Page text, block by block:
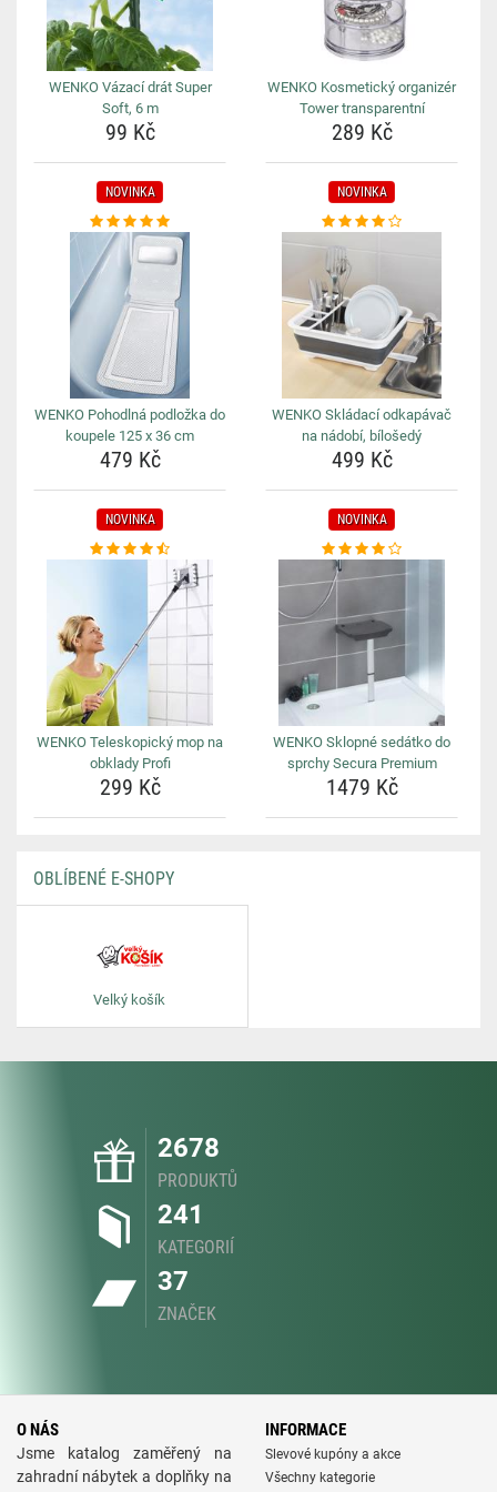
WENKO Vázací drát Super
Soft, 6 m
99 Kč
WENKO Kosmetický organizér
Tower transparentní
289 Kč
NOVINKA
WENKO Pohodlná podložka do
koupele 125 x 36 cm
479 Kč
NOVINKA
WENKO Skládací odkapávač
na nádobí, bílošedý
499 Kč
NOVINKA
WENKO Teleskopický mop na
obklady Profi
299 Kč
NOVINKA
WENKO Sklopné sedátko do
sprchy Secura Premium
1479 Kč
OBLÍBENÉ E-SHOPY
Velký košík
2678
PRODUKTŮ
241
KATEGORIÍ
37
ZNAČEK
O NÁS
Jsme katalog zaměřený na
zahradní nábytek a doplňky na
INFORMACE
Slevové kupóny a akce
Všechny kategorie